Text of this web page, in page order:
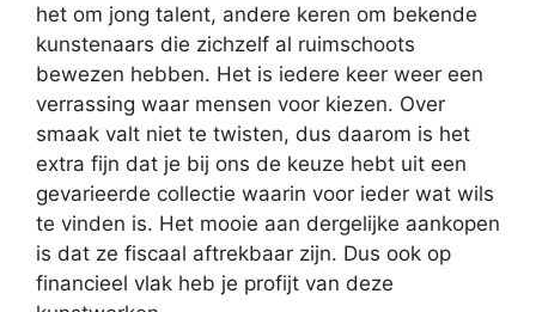
het om jong talent, andere keren om bekende
kunstenaars die zichzelf al ruimschoots
bewezen hebben. Het is iedere keer weer een
verrassing waar mensen voor kiezen. Over
smaak valt niet te twisten, dus daarom is het
extra fijn dat je bij ons de keuze hebt uit een
gevarieerde collectie waarin voor ieder wat wils
te vinden is. Het mooie aan dergelijke aankopen
is dat ze fiscaal aftrekbaar zijn. Dus ook op
financieel vlak heb je profijt van deze